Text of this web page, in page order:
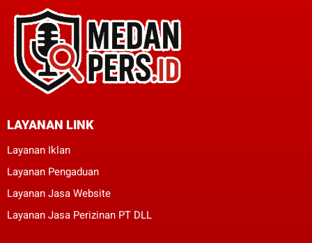
LAYANAN LINK
Layanan Iklan
Layanan Pengaduan
Layanan Jasa Website
Layanan Jasa Perizinan PT DLL